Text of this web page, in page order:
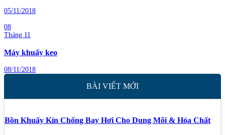
05/11/2018
08
Tháng 11
Máy khuấy keo
08/11/2018
BÀI VIẾT MỚI
Bồn Khuấy Kín Chống Bay Hơi Cho Dung Môi & Hóa Chất